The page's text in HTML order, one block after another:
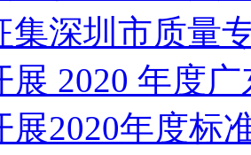
集深圳市质量
展 2020 年度
展2020年度标